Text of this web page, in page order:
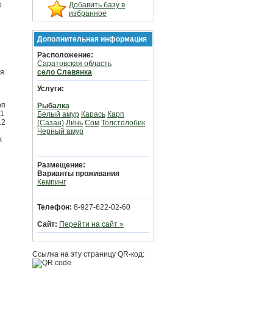
Добавить базу в
избранное
Дополнительная информация
Расположение:
Саратовская область
село Славянка
Услуги:
Рыбалка
Белый амур Карась Карп
(Сазан) Линь Сом Толстолобик
Черный амур
Размещение:
Варианты проживания
Кемпинг
Телефон: 8-927-622-02-60
Сайт: Перейти на сайт »
Ссылка на эту страницу QR-код: